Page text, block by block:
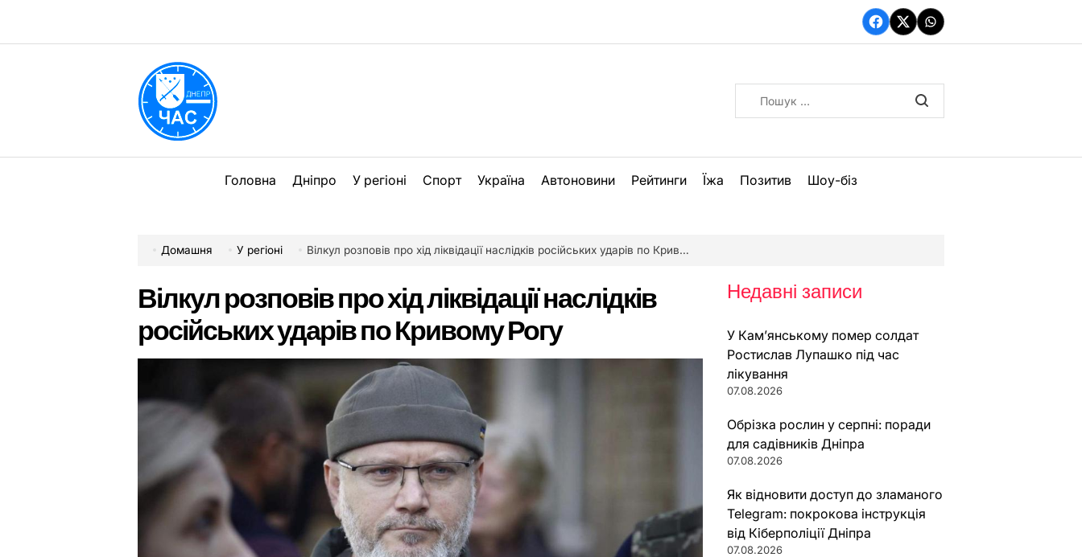
вмісту
Facebook
TwitterWhatsApp
Головна Дніпро У регіоні Спорт Україна Автоновини Рейтинги Їжа Позитив Шоу-біз
Домашня У регіоні Вілкул розповів про хід ліквідації наслідків російських ударів по Кривому Рогу
Вілкул розповів про хід ліквідації наслідків
російських ударів по Кривому Рогу
Недавні записи
У Кам’янському помер солдат
Ростислав Лупашко під час
лікування
07.08.2026
Обрізка рослин у серпні: поради
для садівників Дніпра
07.08.2026
Як відновити доступ до зламаного
Telegram: покрокова інструкція
від Кіберполіції Дніпра
07.08.2026